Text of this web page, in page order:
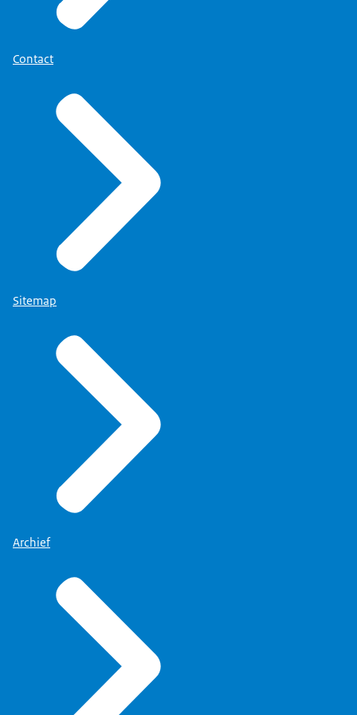
lang heb ik helemaal niet het probleem
gehad van,
achter de gordijnen bezig om de boel weer op
orde te
krijgen en ervoor te zorgen dat er verder gewerkt
kon worden en dat we materialen aandroegen,
we moesten wel weten wat er gebeurd was. Toen
was
niet nog aan de orde: Ik kom in de krant.
een rapport en daar ben je dan allemaal bang
voor. Daar ben je echt bang voor. Toen heb
ik tegen Donner gezegd: “Ja, als ik jou help
als ik aftreed, want ik ben aan het einde van
mijn loopbaan… “ Ik zou het vreselijk vinden,
want ik heb het goed gedaan tot nu toe, en
dan krijg ik zo’n eindje. Ik was bang dat
Na de Schipholbrand (2)
[[[[
En toen zei die: “Geen sprake van. Wij kennen de
ministeriële verantwoordelijkheid. Er is geen
sprake van dat zolang jij niet duidelijk
een fout hebt gemaakt,
Contact
Sitemap
Archief